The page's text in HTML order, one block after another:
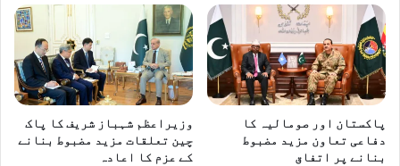
پاکستان اور صومالیہ کا
دفاعی تعاون مزید مضبوط
بنانے پر اتفاق
وزیراعظم شہباز شریف کا پاک
چین تعلقات مزید مضبوط بنانے
کے عزم کا اعادہ